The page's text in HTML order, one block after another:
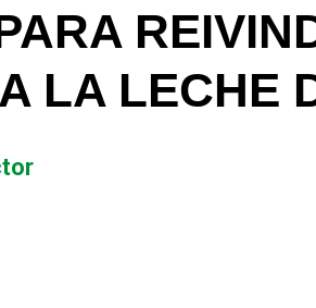
LA LECHE